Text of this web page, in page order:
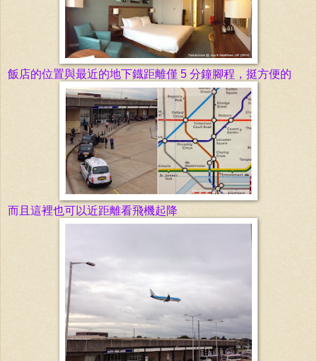
飯店的位置與最近的地下鐡距離僅 5 分鐘腳程，挺方便的
而且 這裡也可以近距離看飛機起降